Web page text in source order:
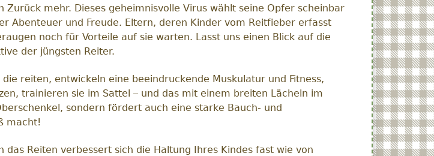
mehr. Dieses geheimnisvolle Virus wählt seine Opfer scheinbar
Abenteuer und Freude. Eltern, deren Kinder vom Reitfieber erfasst
noch für Vorteile auf sie warten. Lasst uns einen Blick auf die
der jüngsten Reiter.
reiten, entwickeln eine beeindruckende Muskulatur und Fitness,
trainieren sie im Sattel – und das mit einem breiten Lächeln im
sondern fördert auch eine starke Bauch- und
macht!
das Reiten verbessert sich die Haltung Ihres Kindes fast wie von